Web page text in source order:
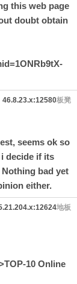
this web page
doubt obtain
板凳
46.8.23.x:12580
seems ok so
decide if its
Nothing bad yet
either.
地板
10 Online